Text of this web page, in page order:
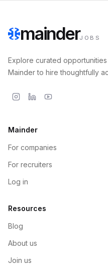
mainderJOBS
Explore curated
Mainder to hire thoughtfully
Mainder
For companies
For recruiters
Log in
Resources
Blog
About us
Join us